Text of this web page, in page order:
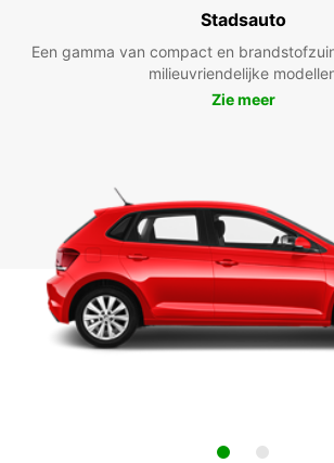
Stadsauto
Een gamma van compact en
milieuvriendelijke
Zie meer